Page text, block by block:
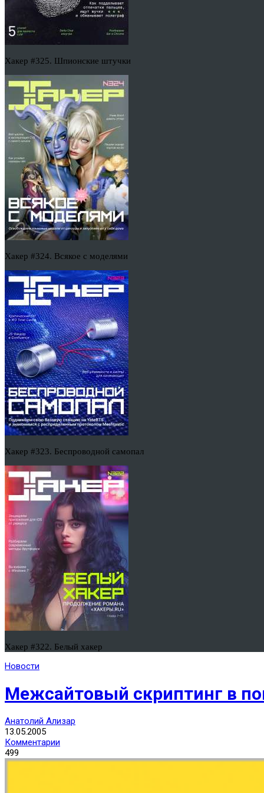
Хакер #325. Шпионские штучки
Хакер #324. Всякое с моделями
Хакер #323. Беспроводной самопал
Хакер #322. Белый хакер
Новости
Межсайтовый скриптинг в
Анатолий Ализар
13.05.2005
Комментарии
499